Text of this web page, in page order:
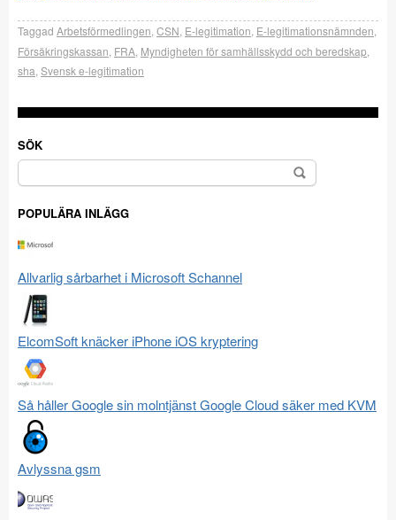
Taggad Arbetsförmedlingen CSN E-legitimation E-legitimationsnämnden
Försäkringskassan FRA Myndigheten för samhällsskydd och beredskap
sha Svensk e-legitimation
SÖK
Sök
efter:
POPULÄRA INLÄGG
Allvarlig sårbarhet i Microsoft Schannel
ElcomSoft knäcker iPhone iOS kryptering
Så håller Google sin molntjänst Google Cloud säker med KVM
Avlyssna gsm